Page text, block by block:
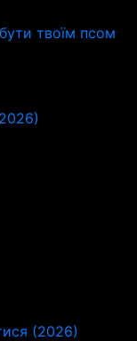
твоїм псом
(2026)